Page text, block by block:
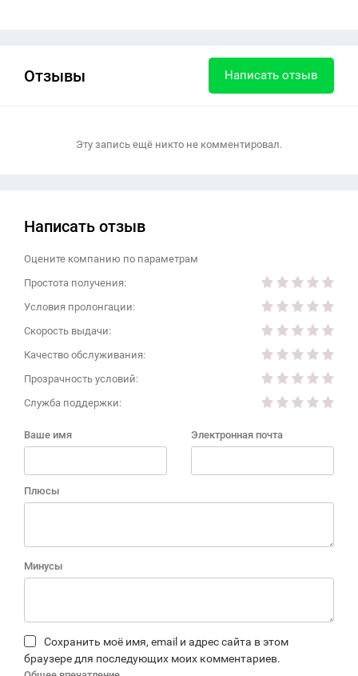
Отзывы Написать отзыв
Эту запись ещё никто не комментировал.
Написать отзыв
Оцените компанию по параметрам
Простота получения:
Условия пролонгации:
Скорость выдачи:
Качество обслуживания:
Прозрачность условий:
Служба поддержки:
Ваше имя Электронная почта
Плюсы
Минусы
Сохранить моё имя, email и адрес сайта в этом
браузере для последующих моих комментариев.